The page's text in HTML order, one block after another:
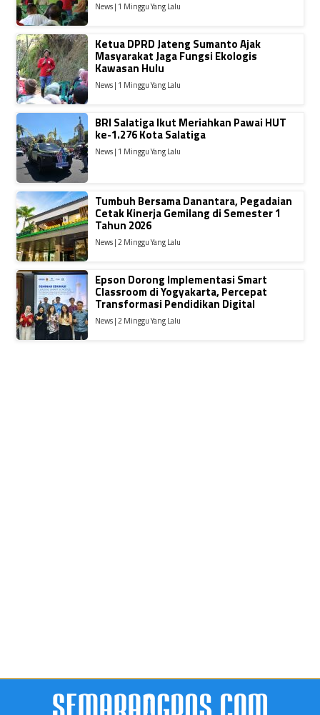
News | 1 Minggu Yang Lalu
Ketua DPRD Jateng Sumanto Ajak
Masyarakat Jaga Fungsi Ekologis
Kawasan Hulu
News | 1 Minggu Yang Lalu
BRI Salatiga Ikut Meriahkan Pawai HUT
ke-1.276 Kota Salatiga
News | 1 Minggu Yang Lalu
Tumbuh Bersama Danantara, Pegadaian
Cetak Kinerja Gemilang di Semester 1
Tahun 2026
News | 2 Minggu Yang Lalu
Epson Dorong Implementasi Smart
Classroom di Yogyakarta, Percepat
Transformasi Pendidikan Digital
News | 2 Minggu Yang Lalu